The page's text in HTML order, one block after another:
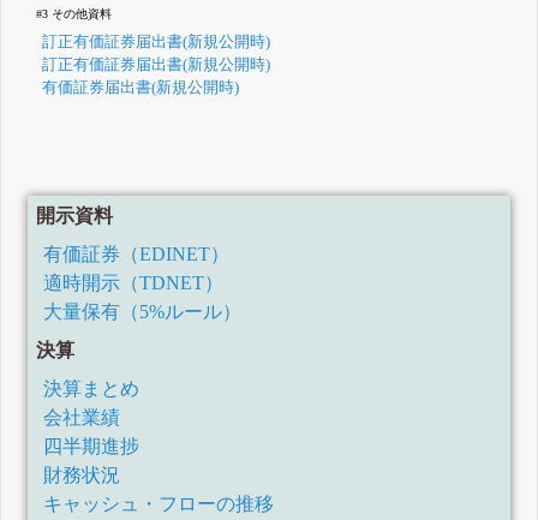
#3 その他資料
訂正有価証券届出書(新規公開時)
訂正有価証券届出書(新規公開時)
有価証券届出書(新規公開時)
開示資料
有価証券（EDINET）
適時開示（TDNET）
大量保有（5%ルール）
決算
決算まとめ
会社業績
四半期進捗
財務状況
キャッシュ・フローの推移